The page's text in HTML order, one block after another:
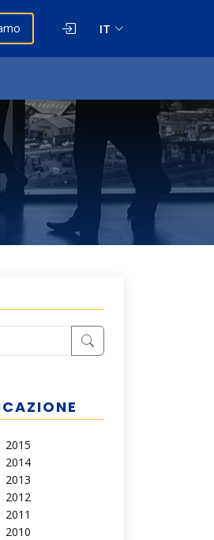
IT
2015
2014
2013
2012
2011
2010